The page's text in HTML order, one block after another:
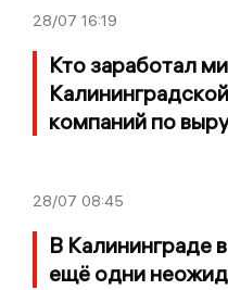
28/07 16:19
Кто заработал
компаний по
28/07 08:45
В Калининграде
ещё одни